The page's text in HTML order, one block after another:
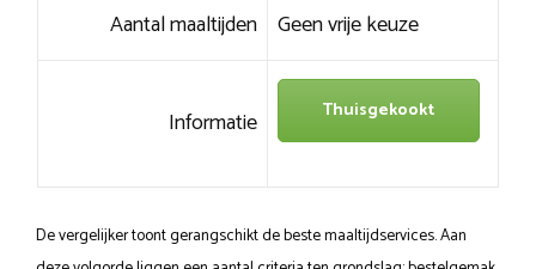
Aantal maaltijden Geen vrije keuze
Informatie Thuisgekookt
De vergelijker toont gerangschikt de beste maaltijdservices. Aan